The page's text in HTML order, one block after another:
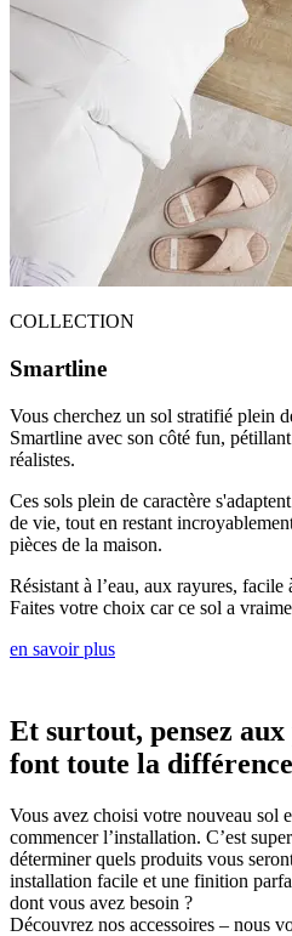
COLLECTION
Smartline
Vous cherchez un sol stratifié plein
Smartline avec son côté fun,
réalistes.
Ces sols plein de caractère
de vie, tout en restant
pièces de la maison.
Résistant à l’eau, aux rayures,
Faites votre choix car ce sol a
en savoir plus
Et surtout, pensez
font toute la
Vous avez choisi votre nouveau sol
commencer l’installation. C’est
déterminer quels produits vous
installation facile et une finition
dont vous avez besoin ?
Découvrez nos accessoires – nous